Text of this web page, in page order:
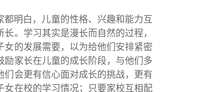
明白，儿童的性格、兴趣和能力互
。学习其实是漫长而自然的过程，
的发展需要，以为给他们安排紧密
家长在儿童的成长阶段，与他们多
会更有信心面对成长的挑战，更有
在校的学习情况；只要家校互相配